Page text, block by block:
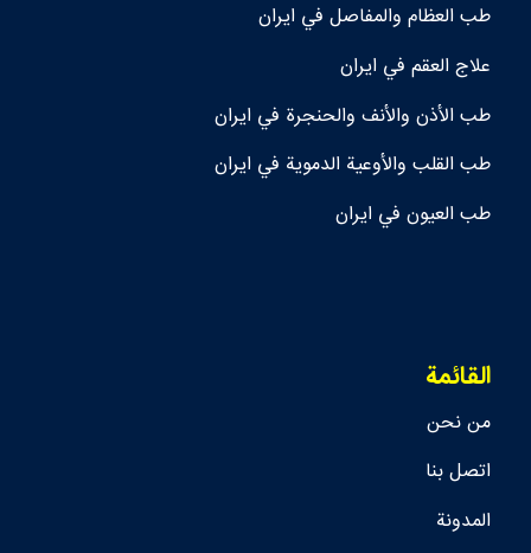
طب العظام والمفاصل في ايران
علاج العقم في ايران
طب الأذن والأنف والحنجرة في ايران
طب القلب والأوعية الدموية في ايران
طب العيون في ايران
القائمة
من نحن
اتصل بنا
المدونة